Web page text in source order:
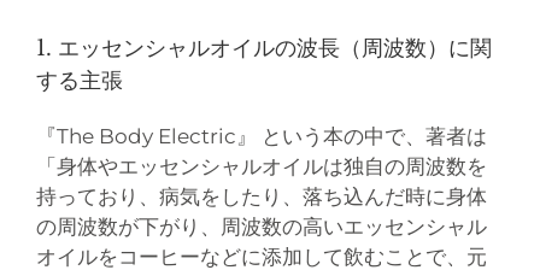
1. エッセンシャルオイルの波長（周波数）に関
する主張
『The Body Electric』 という本の中で、著者は
「身体やエッセンシャルオイルは独自の周波数を
持っており、病気をしたり、落ち込んだ時に身体
の周波数が下がり、周波数の高いエッセンシャル
オイルをコーヒーなどに添加して飲むことで、元